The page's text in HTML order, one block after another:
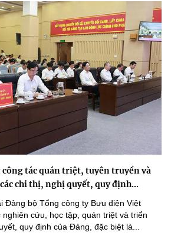
công tác quán triệt, tuyên truyền và
chỉ thị, nghị quyết, quy định...
Đảng bộ Tổng công ty Bưu điện Việt
cứu, học tập, quán triệt và triển
quy định của Đảng, đặc biệt là...